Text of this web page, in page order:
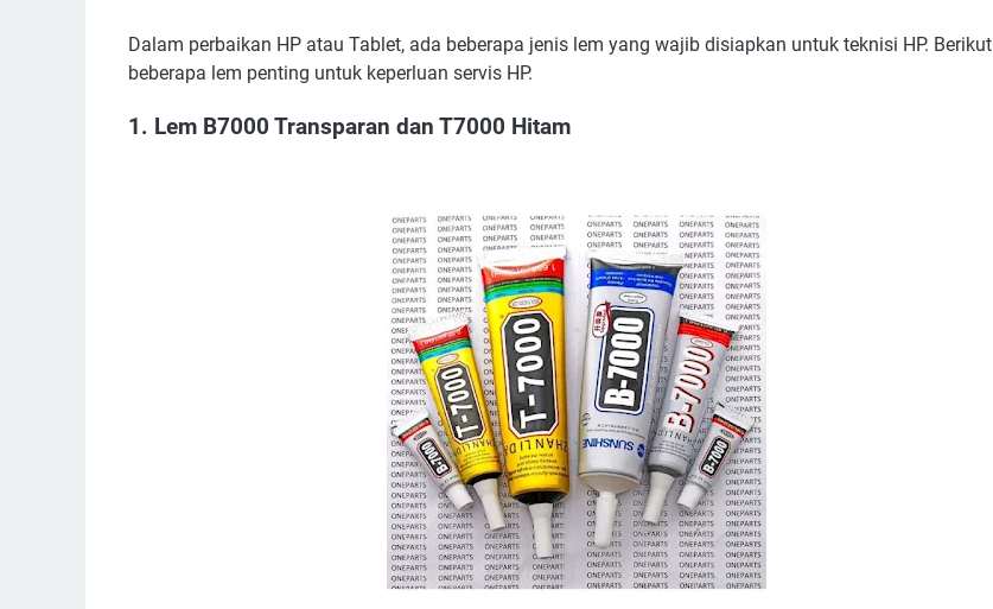
Dalam perbaikan HP atau Tablet, ada beberapa jenis lem yang wajib disiapkan untuk teknisi HP. Berikut
beberapa lem penting untuk keperluan servis HP.
1. Lem B7000 Transparan dan T7000 Hitam